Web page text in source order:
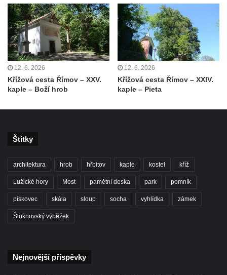
Kaple Krista v žaláři u kostela Nalezení
svatého Kříže ve Frýdlantu
Kostel Nalezení svatého Kříže ve Frýdlantu
Kostel Krista Spasitele ve Frýdlantu
Kaple Getsemanské zahrady na křížové
cestě na Křížovém vrchu ve Frýdlantu
Kostel svatého Jakuba Většího v Sokolově
Kostel Nanebevzetí Panny Marie ve
Rumburku
12. 6. 2026
Křížová cesta Římov – XXV.
kaple – Boží hrob
12. 6. 2026
Křížová cesta Římov – XXIV.
kaple – Pieta
Štítky
architektura hrob hřbitov kaple kostel kříž
Lužické hory Most pamětní deska park pomník
pískovec skála sloup socha vyhlídka zámek
Šluknovský výběžek
Nejnovější příspěvky